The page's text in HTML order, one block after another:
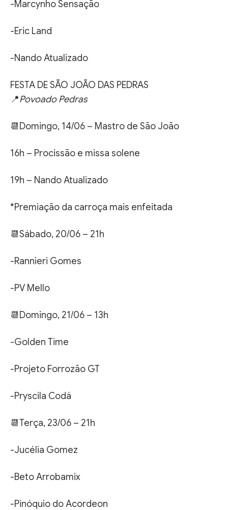
-Marcynho Sensação
-Eric Land
-Nando Atualizado
FESTA DE SÃO JOÃO DAS PEDRAS
📍Povoado Pedras
📆Domingo, 14/06 – Mastro de São João
16h – Procissão e missa solene
19h – Nando Atualizado
*Premiação da carroça mais enfeitada
📆Sábado, 20/06 – 21h
-Rannieri Gomes
-PV Mello
📆Domingo, 21/06 – 13h
-Golden Time
-Projeto Forrozão GT
-Pryscila Codá
📆Terça, 23/06 – 21h
-Jucélia Gomez
-Beto Arrobamix
-Pinóquio do Acordeon